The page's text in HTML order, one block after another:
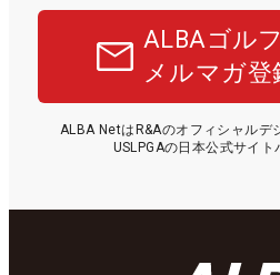
ALBAゴル
メルマガ登
ALBA NetはR&Aのオフィシャルデ
USLPGAの日本公式サイト